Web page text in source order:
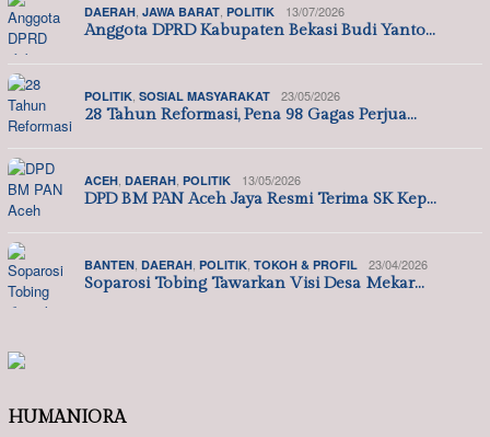
DAERAH JAWA BARAT POLITIK 13/07/2026
Anggota DPRD Kabupaten Bekasi Budi Yanto…
POLITIK SOSIAL MASYARAKAT 23/05/2026
28 Tahun Reformasi, Pena 98 Gagas Perjua…
ACEH DAERAH POLITIK 13/05/2026
DPD BM PAN Aceh Jaya Resmi Terima SK Kep…
BANTEN DAERAH POLITIK TOKOH & PROFIL 23/04/2026
Soparosi Tobing Tawarkan Visi Desa Mekar…
HUMANIORA